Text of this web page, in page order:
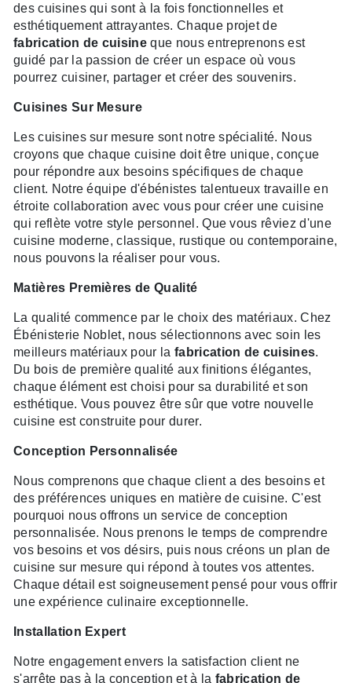
des cuisines qui sont à la fois fonctionnelles et
esthétiquement attrayantes. Chaque projet de
fabrication de cuisine que nous entreprenons est
guidé par la passion de créer un espace où vous
pourrez cuisiner, partager et créer des souvenirs.
Cuisines Sur Mesure
Les cuisines sur mesure sont notre spécialité. Nous
croyons que chaque cuisine doit être unique, conçue
pour répondre aux besoins spécifiques de chaque
client. Notre équipe d'ébénistes talentueux travaille en
étroite collaboration avec vous pour créer une cuisine
qui reflète votre style personnel. Que vous rêviez d'une
cuisine moderne, classique, rustique ou contemporaine,
nous pouvons la réaliser pour vous.
Matières Premières de Qualité
La qualité commence par le choix des matériaux. Chez
Ébénisterie Noblet, nous sélectionnons avec soin les
meilleurs matériaux pour la fabrication de cuisines.
Du bois de première qualité aux finitions élégantes,
chaque élément est choisi pour sa durabilité et son
esthétique. Vous pouvez être sûr que votre nouvelle
cuisine est construite pour durer.
Conception Personnalisée
Nous comprenons que chaque client a des besoins et
des préférences uniques en matière de cuisine. C'est
pourquoi nous offrons un service de conception
personnalisée. Nous prenons le temps de comprendre
vos besoins et vos désirs, puis nous créons un plan de
cuisine sur mesure qui répond à toutes vos attentes.
Chaque détail est soigneusement pensé pour vous offrir
une expérience culinaire exceptionnelle.
Installation Expert
Notre engagement envers la satisfaction client ne
s'arrête pas à la conception et à la fabrication de